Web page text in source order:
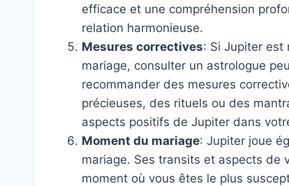
efficace et une compréhension
relation harmonieuse.
Mesures correctives: Si Jupiter est
mariage, consulter un astrologue
recommander des mesures
précieuses, des rituels ou des
aspects positifs de Jupiter dans
Moment du mariage: Jupiter joue
mariage. Ses transits et aspects de
moment où vous êtes le plus